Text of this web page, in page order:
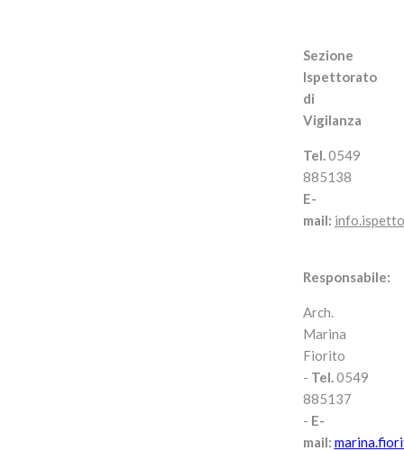
Sezione
Ispettorato
di
Vigilanza
Tel.0549
885138
E-
mail:
Responsabile:
Arch.
Marina
Fiorito
- Tel.0549
885137
- E-
mail: